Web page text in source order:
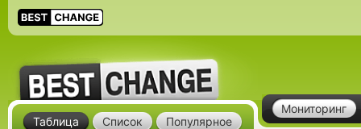
Мониторинг
Таблица Список Популярное